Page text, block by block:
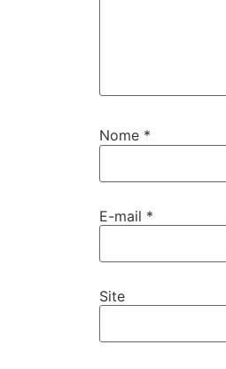
Nome *
E-mail *
Site